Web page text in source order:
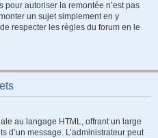
pour autoriser la remontée n’est pas
un sujet simplement en y
respecter les règles du forum en le
au langage HTML, offrant un large
d’un message. L’administrateur peut